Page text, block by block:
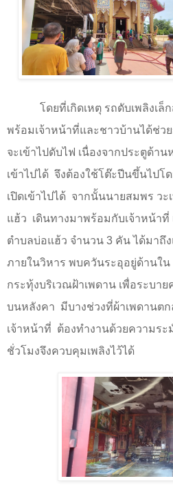
โดยที่เกิดเหตุ รถดับเพลิงเ
พร้อมเจ้าหน้าที่และชาวบ้านได้ช่ว
จะเข้าไปดับไฟ เนื่องจากประตูด้า
เข้าไปได้ จึงต้องใช้โต๊ะปีนขึ้นไปโ
เปิดเข้าไปได้ จากนั้นนายสมพร วะ
แฮ้ว เดินทางมาพร้อมกับเจ้าหน้าที่
ตำบลบ่อแฮ้ว จำนวน 3 คัน ได้มาถึ
ภายในวิหาร พบควันระอุอยู่ด้านใน
กระทุ้งบริเวณฝ้าเพดาน เพื่อระบา
บนหลังคา มีบางช่วงที่ผ้าเพดานต
เจ้าหน้าที่ ต้องทำงานด้วยความระ
ชั่วโมงจึงควบคุมเพลิงไว้ได้